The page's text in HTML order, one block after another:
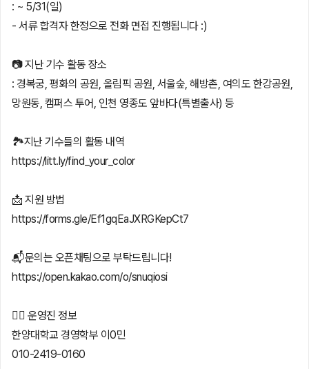
: ~ 5/31(일)
- 서류 합격자 한정으로 전화 면접 진행됩니다 :)
📷 지난 기수 활동 장소
: 경복궁, 평화의 공원, 올림픽 공원, 서울숲, 해방촌, 여의도 한강공원,
망원동, 캠퍼스 투어, 인천 영종도 앞바다(특별출사) 등
🏞지난 기수들의 활동 내역
https://litt.ly/find_your_color
📩 지원 방법
https://forms.gle/Ef1gqEaJXRGKepCt7
📬문의는 오픈채팅으로 부탁드립니다!
https://open.kakao.com/o/snuqiosi
🙋‍♀️ 운영진 정보
한양대학교 경영학부 이0민
010-2419-0160